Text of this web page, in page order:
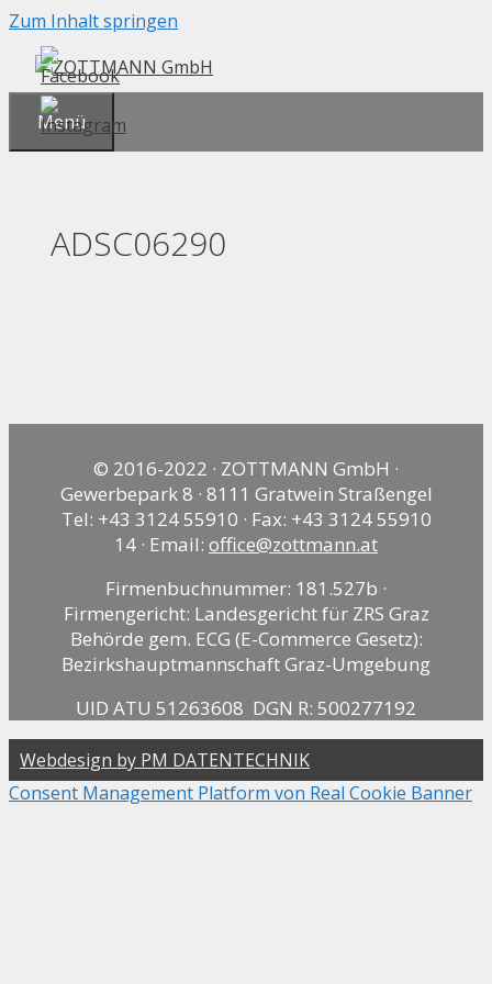
Zum Inhalt springen
Menü
ADSC06290
© 2016-2022 · ZOTTMANN GmbH ·
Gewerbepark 8 · 8111 Gratwein Straßengel
Tel: +43 3124 55910 · Fax: +43 3124 55910
14 · Email: office@zottmann.at
Firmenbuchnummer: 181.527b ·
Firmengericht: Landesgericht für ZRS Graz
Behörde gem. ECG (E-Commerce Gesetz):
Bezirkshauptmannschaft Graz-Umgebung
UID ATU 51263608 DGN R: 500277192
Webdesign by PM DATENTECHNIK
Consent Management Platform von Real Cookie Banner